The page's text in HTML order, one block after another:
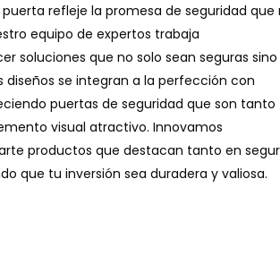
refleje la promesa de seguridad que
equipo de expertos trabaja
soluciones que no solo sean seguras sino
diseños se integran a la perfección con
puertas de seguridad que son tanto
visual atractivo. Innovamos
productos que destacan tanto en
que tu inversión sea duradera y valiosa.